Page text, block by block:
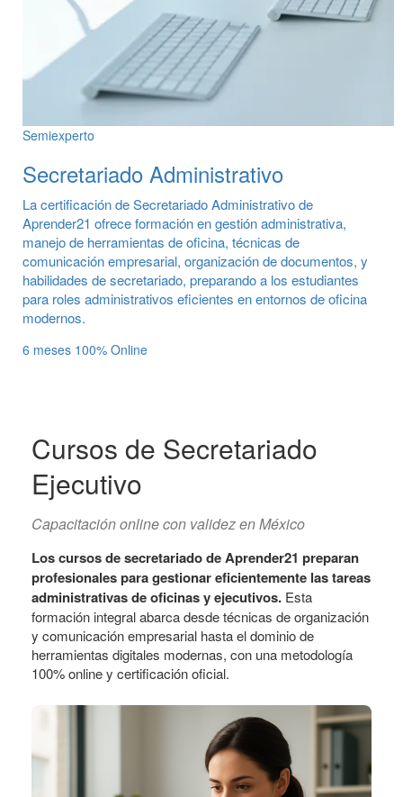
Semiexperto
Secretariado Administrativo
La certificación de Secretariado Administrativo de
Aprender21 ofrece formación en gestión administrativa,
manejo de herramientas de oficina, técnicas de
comunicación empresarial, organización de documentos, y
habilidades de secretariado, preparando a los estudiantes
para roles administrativos eficientes en entornos de oficina
modernos.
6 meses 100% Online
Cursos de Secretariado
Ejecutivo
Capacitación online con validez en México
Los cursos de secretariado de Aprender21 preparan
profesionales para gestionar eficientemente las tareas
administrativas de oficinas y ejecutivos. Esta
formación integral abarca desde técnicas de organización
y comunicación empresarial hasta el dominio de
herramientas digitales modernas, con una metodología
100% online y certificación oficial.